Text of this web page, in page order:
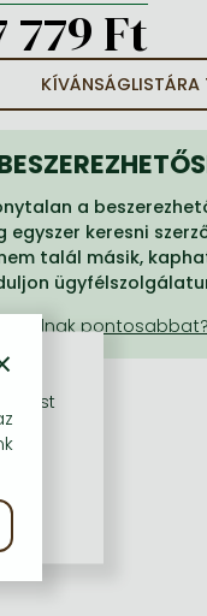
779 Ft
KÍVÁNSÁGLISTÁRA
a
egyszer keresni
talál másik,